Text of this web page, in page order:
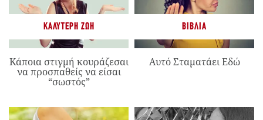
ΚΑΛΎΤΕΡΗ ΖΩΉ
Κάποια στιγμή κουράζεσαι
να προσπαθείς να είσαι
“σωστός”
ΒΙΒΛΊΑ
Αυτό Σταματάει Εδώ